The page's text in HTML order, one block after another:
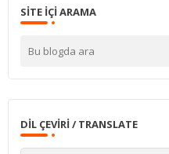
SITE IÇI ARAMA
DIL ÇEVIRI / TRANSLATE